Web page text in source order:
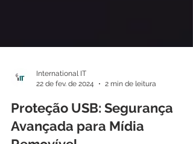
22 de fev. de 2024
2 min de leitura
Proteção USB: Segurança